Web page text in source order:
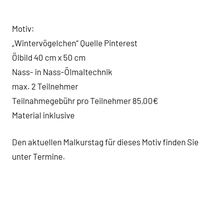
Motiv:
„Wintervögelchen“ Quelle Pinterest
Ölbild 40 cm x 50 cm
Nass- in Nass-Ölmaltechnik
max. 2 Teilnehmer
Teilnahmegebühr pro Teilnehmer 85,00€
Material inklusive
Den aktuellen Malkurstag für dieses Motiv finden Sie
unter Termine.